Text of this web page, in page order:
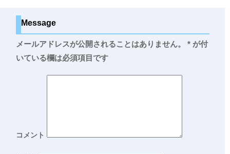
Message
メールアドレスが公開されることはありません。 * が付
いている欄は必須項目です
コメント